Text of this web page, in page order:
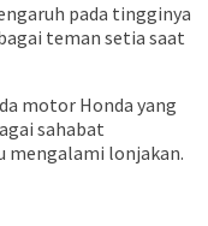
pada tingginya
teman setia saat
motor Honda yang
sahabat
mengalami lonjakan.